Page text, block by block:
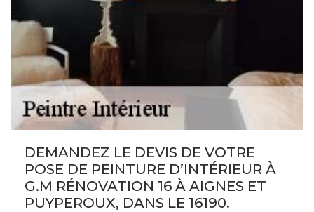
DEMANDEZ LE DEVIS DE VOTRE
POSE DE PEINTURE D’INTÉRIEUR À
G.M RÉNOVATION 16 À AIGNES ET
PUYPEROUX, DANS LE 16190.